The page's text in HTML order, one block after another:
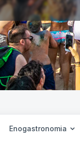
Enogastronomia